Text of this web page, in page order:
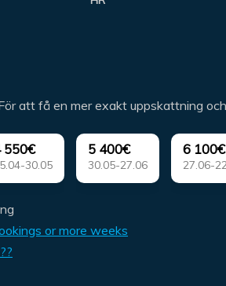
att få en mer exakt uppskattning
550€
30.05
5 400€
30.05-27.06
6 100€
27.06-
or more weeks